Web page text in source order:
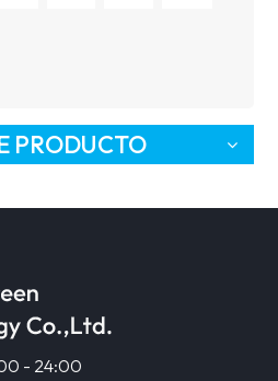
PRODUCTO
- 24:00